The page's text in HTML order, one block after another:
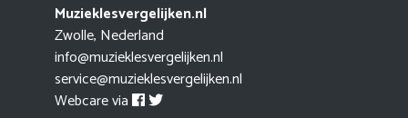
Muzieklesvergelijken.nl
Zwolle, Nederland
info@muzieklesvergelijken.nl
service@muzieklesvergelijken.nl
Webcare via